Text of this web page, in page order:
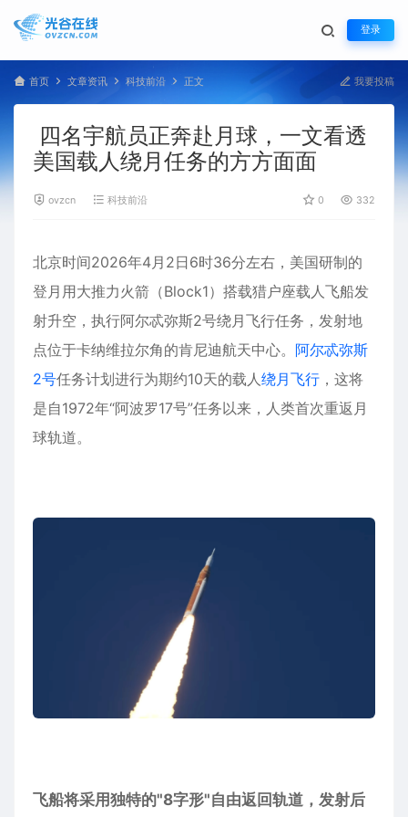
登录
首页 文章资讯 科技前沿 正文 我要投稿
四名宇航员正奔赴月球，一文看透
美国载人绕月任务的方方面面
ovzcn 科技前沿 0 332
北京时间2026年4月2日6时36分左右，美国研制的
登月用大推力火箭（Block1）搭载猎户座载人飞船发
射升空，执行阿尔忒弥斯2号绕月飞行任务，发射地
点位于卡纳维拉尔角的肯尼迪航天中心。 阿尔忒弥斯
2号任务计划进行为期约10天的载人绕月飞行 ，这将
是自1972年“阿波罗17号”任务以来，人类首次重返 月
球轨道。
飞船将采用独特的"8字形"自由返回轨道，发射后